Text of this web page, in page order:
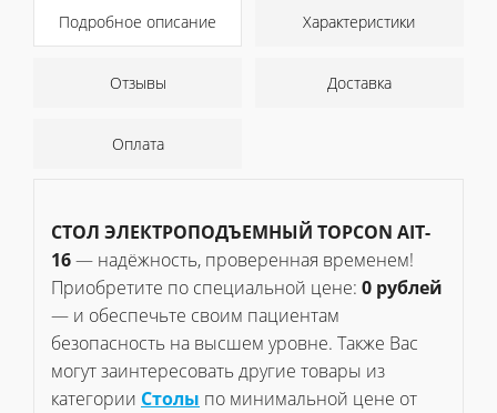
Подробное описание Характеристики
Отзывы Доставка
Оплата
СТОЛ ЭЛЕКТРОПОДЪЕМНЫЙ TOPCON AIT-
16— надёжность, проверенная временем!
Приобретите по специальной цене: 0 рублей
— и обеспечьте своим пациентам
безопасность на высшем уровне. Также Вас
могут заинтересовать другие товары из
категории Столы по минимальной цене от